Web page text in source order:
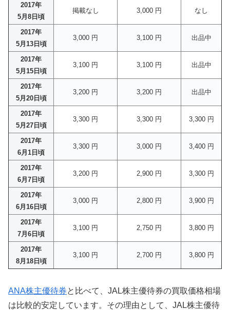
2017年
5月8日頃
掲載なし 3,000 円 なし
2017年
5月13日頃
3,000 円 3,100 円 出品中
2017年
5月15日頃
3,100 円 3,100 円 出品中
2017年
5月20日頃
3,200 円 3,200 円 出品中
2017年
5月27日頃
3,300 円 3,300 円 3,300 円
2017年
6月1日頃
3,300 円 3,000 円 3,400 円
2017年
6月7日頃
3,200 円 2,900 円 3,300 円
2017年
6月16日頃
3,000 円 2,800 円 3,900 円
2017年
7月6日頃
3,100 円 2,750 円 3,800 円
2017年
8月18日頃
3,100 円 2,700 円 3,800 円
ANA株主優待券と比べて、JAL株主優待券の買取価格相場
は比較的安定しています。その理由として、JAL株主優待